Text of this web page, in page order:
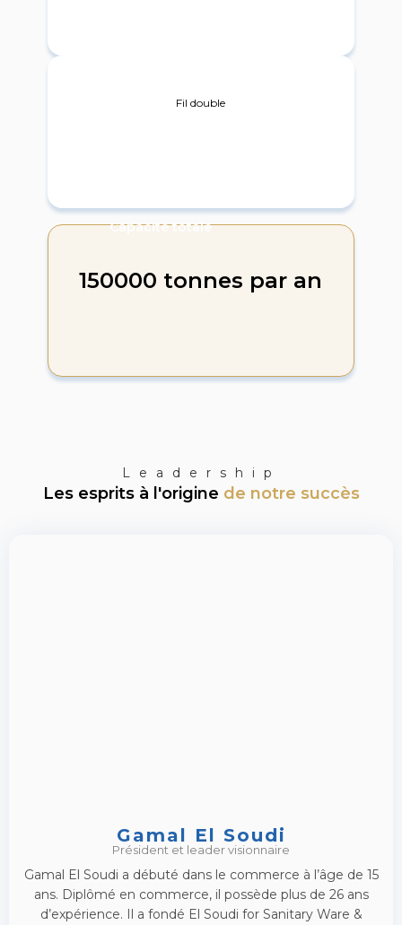
Fil double
Capacité totale
150000 tonnes par an
Leadership
Les esprits à l'origine de notre succès
Gamal El Soudi
Président et leader visionnaire
Gamal El Soudi a débuté dans le commerce à l’âge de 15
ans. Diplômé en commerce, il possède plus de 26 ans
d’expérience. Il a fondé El Soudi for Sanitary Ware &